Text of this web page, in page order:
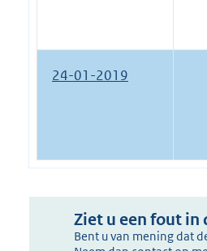
24-01-2019
Ziet u een fout in
Bent u van mening dat